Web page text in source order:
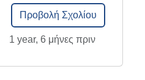
Προβολή Σχολίου
1 year, 6 μήνες πριν